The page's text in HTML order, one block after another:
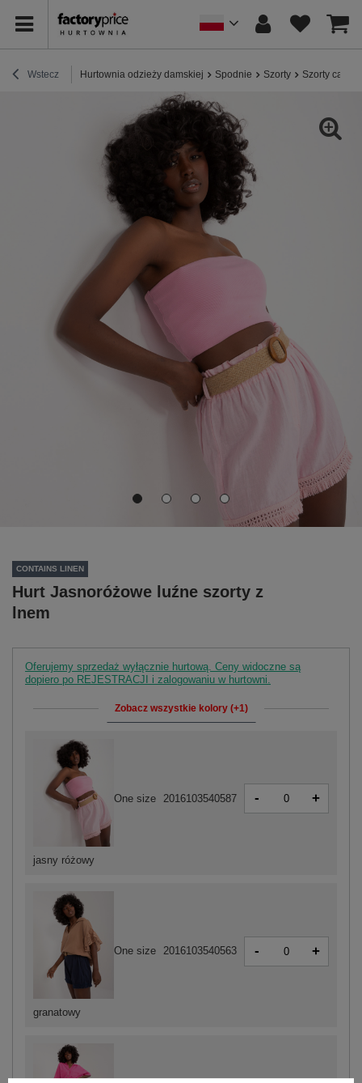
Wstecz Hurtownia odzieży damskiej Spodnie Szorty Szorty
CONTAINS LINEN
Hurt Jasnoróżowe luźne szorty z
lnem
Oferujemy sprzedaż wyłącznie hurtową. Ceny widoczne są
dopiero po REJESTRACJI i zalogowaniu w hurtowni.
Zobacz wszystkie kolory (+1)
granatowy
One size 2016103540563 - +
jasny różowy
One size 2016103540587 - +